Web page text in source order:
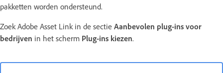
pakketten worden ondersteund.
Zoek Adobe Asset Link in de sectie Aanbevolen plug-ins voor
bedrijven in het scherm Plug-ins kiezen.